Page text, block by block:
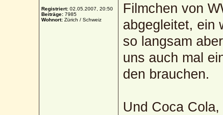
Registriert: 02.05.2007, 20:50
Beiträge: 7985
Wohnort: Zürich / Schweiz
Filmchen von
abgegleitet, ein
so langsam
uns auch mal
den brauchen.
Und Coca